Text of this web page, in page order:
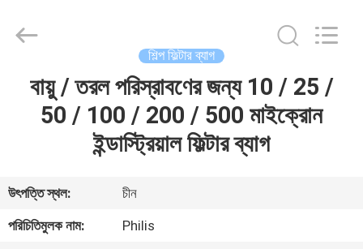
বাড়ি
আমাদের
সম্পর্কে
Technology
Reserved.
শিল্প ফিল্টার ব্যাগ
বায়ু / তরল পরিস্রাবণের জন্য 10 / 25 /
50 / 100 / 200 / 500 মাইক্রোন
ইন্ডাস্ট্রিয়াল ফিল্টার ব্যাগ
উৎপত্তি স্থল:
চীন
পরিচিতিমুলক নাম:
Philis